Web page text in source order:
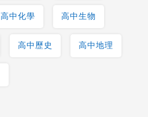
高中化學 高中生物
高中歷史 高中地理